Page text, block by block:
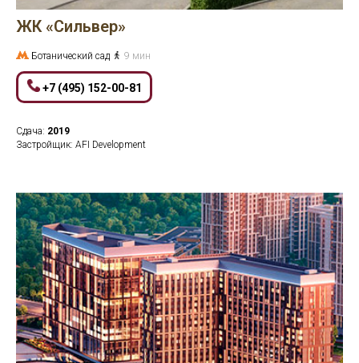
ЖК «Сильвер»
Ботанический сад 9 мин
+7 (495) 152-00-81
Сдача: 2019
Застройщик: AFI Development